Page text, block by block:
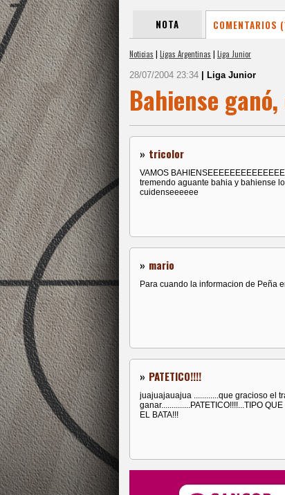
NOTA COMENTARIOS
Noticias | Ligas Argentinas | Liga Junior
28/07/2004 23:34 | Liga Junior
Bahiense
» tricolor
VAMOS
tremendo aguante bahia y bahiense
cuidenseeeeee
» mario
Para cuando la informacion de Peña
» PATETICO!!!!
juajuajauajua ............que gracioso el
ganar..............PATETICO!!!!...TIPO
EL BATA!!!